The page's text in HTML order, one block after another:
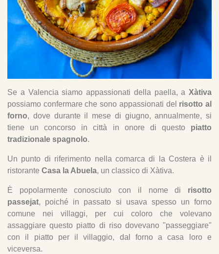
Se a Valencia siamo appassionati della paella, a Xàtiva
possiamo confermare che sono appassionati del risotto al
forno, dove durante il mese di giugno, annualmente, si
tiene un concorso in città in onore di questo piatto
tradizionale spagnolo.
Un punto di riferimento nella comarca di la Costera è il
ristorante Casa la Abuela, un classico di Xàtiva.
È popolarmente conosciuto con il nome di risotto
passejat, poiché in passato si usava spesso un forno
comune nei villaggi, per cui coloro che volevano
assaggiare questo piatto di riso dovevano "passeggiare"
con il piatto per il villaggio, dal forno a casa loro e
viceversa.